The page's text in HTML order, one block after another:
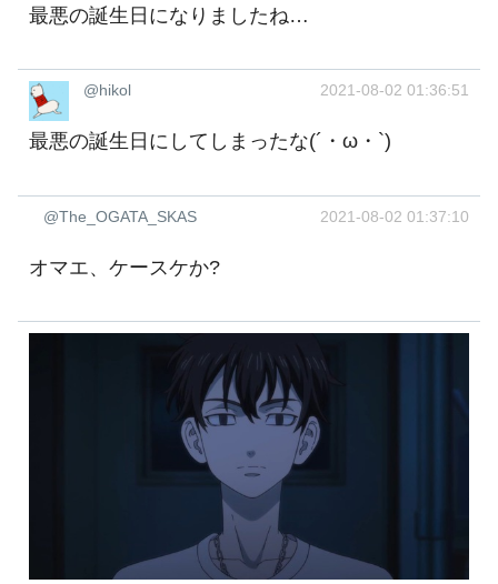
最悪の誕生日になりましたね…
@hikol 2021-08-02 01:36:51
最悪の誕生日にしてしまったな(´・ω・`)
@The_OGATA_SKAS 2021-08-02 01:37:10
オマエ、ケースケか?